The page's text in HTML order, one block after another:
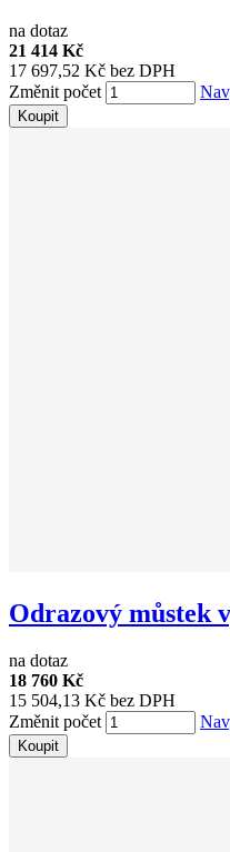
na dotaz
21 414 Kč
17 697,52 Kč bez DPH
Změnit počet
Koupit
Odrazový můstek
na dotaz
18 760 Kč
15 504,13 Kč bez DPH
Změnit počet
Koupit